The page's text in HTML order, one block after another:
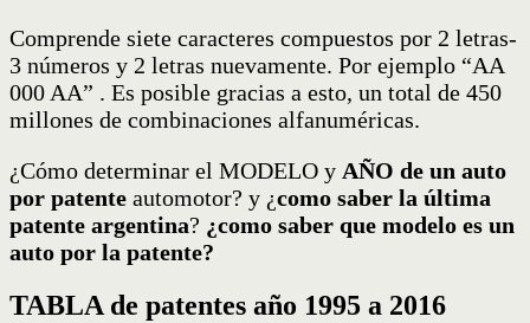
Comprende siete caracteres compuestos por 2 letras-
3 números y 2 letras nuevamente. Por ejemplo “AA
000 AA” . Es posible gracias a esto, un total de 450
millones de combinaciones alfanuméricas.
¿Cómo determinar el MODELO y AÑO de un auto
por patente automotor? y ¿como saber la última
patente argentina? ¿como saber que modelo es un
auto por la patente?
TABLA de patentes año 1995 a 2016